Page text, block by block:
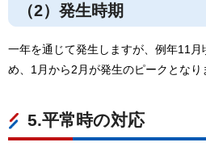
（2）発生時期
一年を通じて発生しますが、例年11
め、1月から2月が発生のピークとなり
5.平常時の対応